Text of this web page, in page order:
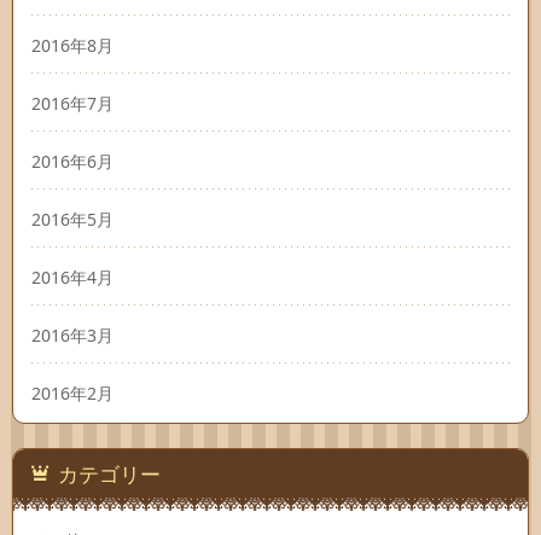
2016年8月
2016年7月
2016年6月
2016年5月
2016年4月
2016年3月
2016年2月
カテゴリー